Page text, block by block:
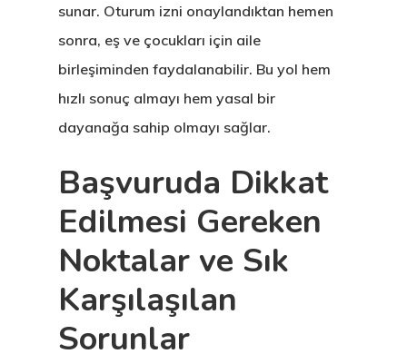
sunar. Oturum izni onaylandıktan hemen
sonra, eş ve çocukları için aile
birleşiminden faydalanabilir. Bu yol hem
hızlı sonuç almayı hem yasal bir
dayanağa sahip olmayı sağlar.
Başvuruda Dikkat
Edilmesi Gereken
Noktalar ve Sık
Karşılaşılan
Sorunlar
Danışan
Talebi
Estonya
Estonya
Yatırımcı
Programı
Estonya Blog
Estonya